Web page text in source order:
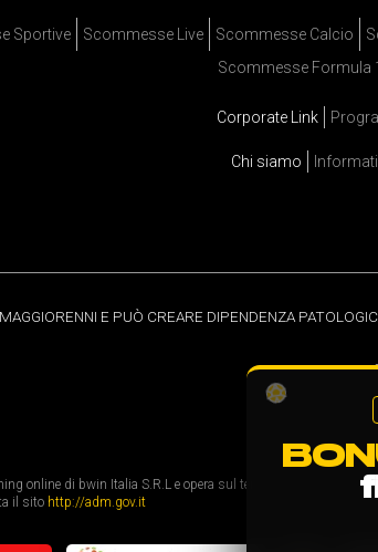
Sportive Scommesse Live Scommesse Calcio
Scommesse Formula 1
Corporate Link
Chi siamo
E PUÒ CREARE DIPENDENZA
online di bwin Italia S.R.L e opera sul territorio italiano con la
il sito http://adm.gov.it